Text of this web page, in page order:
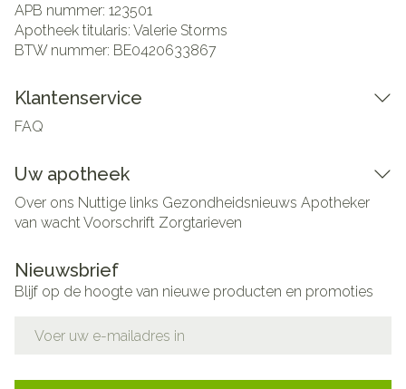
APB nummer: 123501
Apotheek titularis: Valerie Storms
BTW nummer: BE0420633867
Klantenservice
FAQ
Uw apotheek
Over ons Nuttige links Gezondheidsnieuws Apotheker
van wachtVoorschrift Zorgtarieven
Nieuwsbrief
Blijf op de hoogte van nieuwe producten en promoties